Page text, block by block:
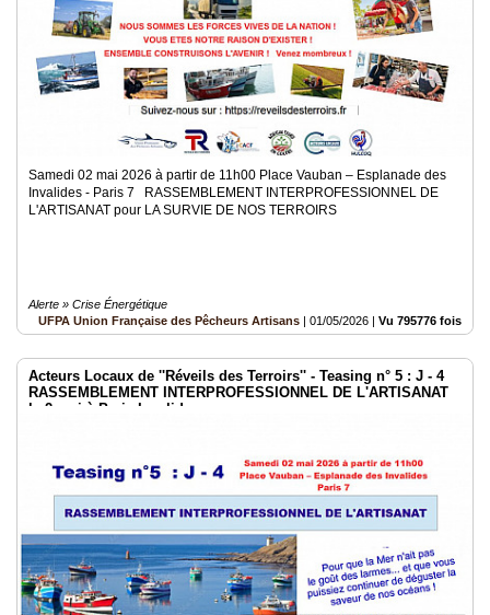
groupe
Prémium
Accès
éditeur
Samedi 02 mai 2026 à partir de 11h00 Place Vauban – Esplanade des
Invalides - Paris 7 RASSEMBLEMENT INTERPROFESSIONNEL DE
L'ARTISANAT pour LA SURVIE DE NOS TERROIRS
Alerte » Crise Énergétique
UFPA Union Française des Pêcheurs Artisans | 01/05/2026 | Vu 795776 fois
Acteurs Locaux de ''Réveils des Terroirs'' - Teasing n° 5 : J - 4
RASSEMBLEMENT INTERPROFESSIONNEL DE L'ARTISANAT
le 2 mai à Paris Invalides